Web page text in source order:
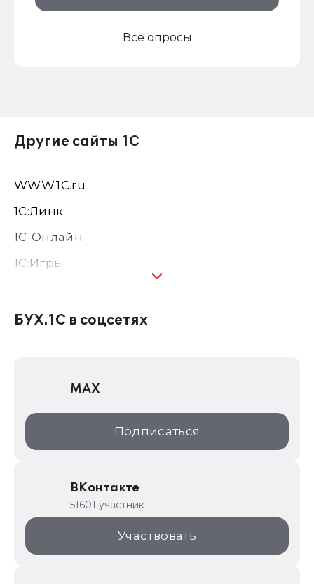
Все опросы
Другие сайты 1С
WWW.1С.ru
1С:Линк
1С-Онлайн
1C:Игры
1С:Консалтинг
1С:Дистрибьюция
1С:Образование
ИТС.1C.ru
1С:Торговая площадка
БУХ.1С в соцсетях
MAX
Подписаться
ВКонтакте
51601 участник
Участвовать